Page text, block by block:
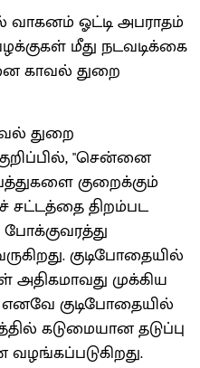
வாகனம் ஓட்டி அபராதம்
மீது நடவடிக்கை
காவல் துறை
துறை
"சென்னை
குறைக்கும்
திறம்பட
குடிபோதையில்
அதிகமாவது முக்கிய
குடிபோதையில்
கடுமையான தடுப்பு